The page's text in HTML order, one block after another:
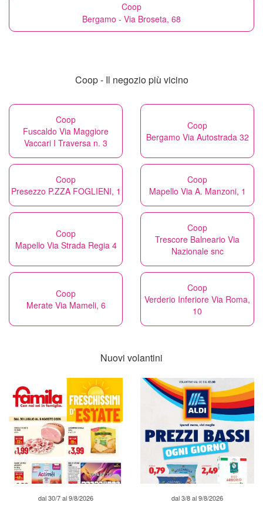
Coop
Bergamo - Via Broseta, 68
Coop - Il negozio più vicino
Coop
Fuscaldo Via Maggiore
Vaccari I Traversa n. 3
Coop
Bergamo Via Autostrada 32
Coop
Presezzo P.ZZA FOGLIENI, 1
Coop
Mapello Via A. Manzoni, 1
Coop
Mapello Via Strada Regia 4
Coop
Trescore Balneario Via
Nazionale snc
Coop
Merate Via Mameli, 6
Coop
Verderio Inferiore Via Roma,
10
Nuovi volantini
dal 30/7 al 9/8/2026 dal 3/8 al 9/8/2026